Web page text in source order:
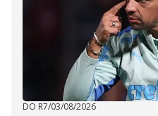
DO R7/03/08/2026